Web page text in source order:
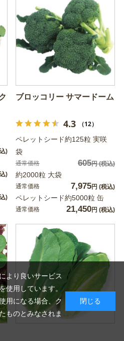
)
)
)
ブロッコリー サマードーム
4.3 （12）
ペレットシード約125粒 実咲
袋
通常価格 605円(税込)
約2000粒 大袋
通常価格 7,975円 (税込)
ペレットシード約5000粒 缶
通常価格 21,450円 (税込)
より良いサービス
使用しています。
用になる場合、ク
ものとみなされま
閉じる